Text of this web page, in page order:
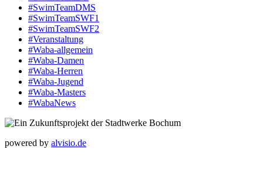
#SwimTeamDMS
#SwimTeamSWF1
#SwimTeamSWF2
#Veranstaltung
#Waba-allgemein
#Waba-Damen
#Waba-Herren
#Waba-Jugend
#Waba-Masters
#WabaNews
powered by alvisio.de